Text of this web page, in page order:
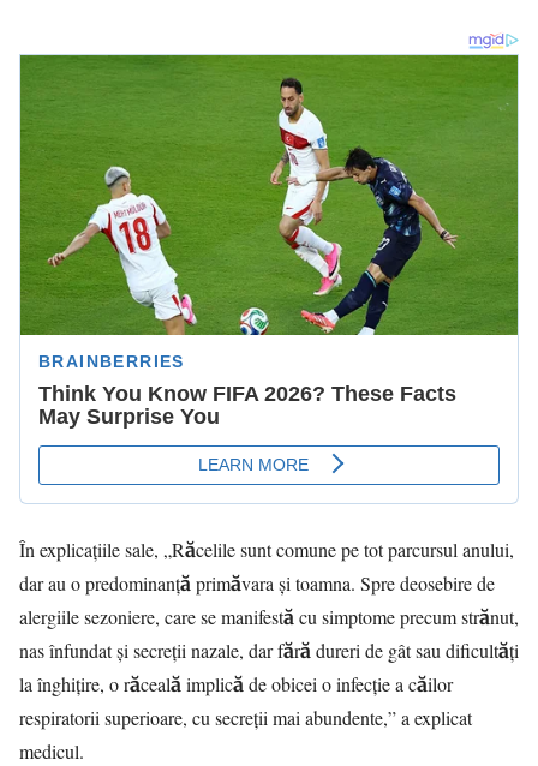
În explicaţiile sale, „Răcelile sunt comune pe tot parcursul anului,
dar au o predominanță primăvara și toamna. Spre deosebire de
alergiile sezoniere, care se manifestă cu simptome precum strănut,
nas înfundat și secreții nazale, dar fără dureri de gât sau dificultăți
la înghițire, o răceală implică de obicei o infecție a căilor
respiratorii superioare, cu secreții mai abundente,” a explicat
medicul.